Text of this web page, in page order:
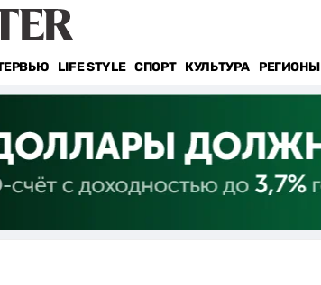
LIFE STYLE СПОРТ КУЛЬТУРА РЕГИОНЫ